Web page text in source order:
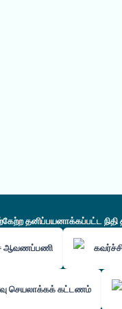
தனிப்பயனாக்கப்பட்ட நிதி
ஆவணப்பணி
செயலாக்கக் கட்டணம்